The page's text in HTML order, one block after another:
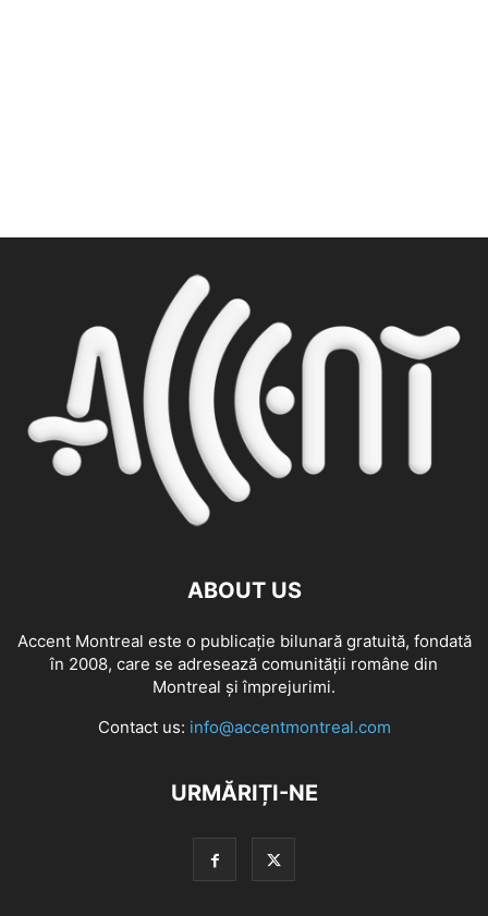
ABOUT US
Accent Montreal este o publicație bilunară gratuită, fondată
în 2008, care se adresează comunităţii române din
Montreal şi împrejurimi.
Contact us: info@accentmontreal.com
URMĂRIȚI-NE